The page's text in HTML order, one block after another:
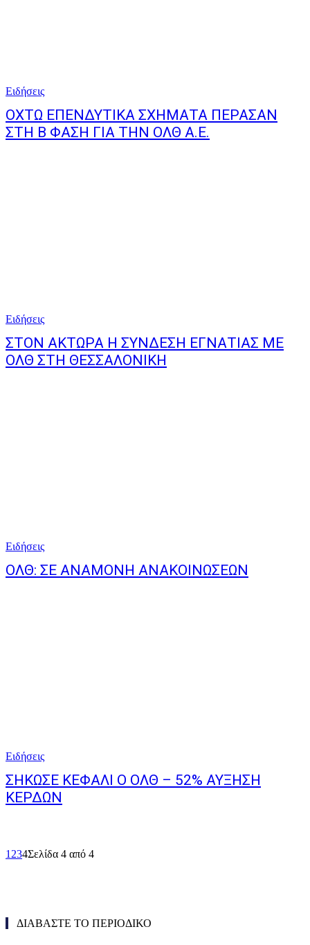
Ειδήσεις
ΟΧΤΩ ΕΠΕΝΔΥΤΙΚΑ ΣΧΗΜΑΤΑ ΠΕΡΑΣΑΝ
ΣΤΗ B ΦΑΣΗ ΓΙΑ ΤΗΝ ΟΛΘ Α.Ε.
Ειδήσεις
ΣΤΟΝ ΑΚΤΩΡΑ Η ΣΥΝΔΕΣΗ ΕΓΝΑΤΙΑΣ ΜΕ
ΟΛΘ ΣΤΗ ΘΕΣΣΑΛΟΝΙΚΗ
Ειδήσεις
ΟΛΘ: ΣΕ ΑΝΑΜΟΝΗ ΑΝΑΚΟΙΝΩΣΕΩΝ
Ειδήσεις
ΣΗΚΩΣΕ ΚΕΦΑΛΙ Ο ΟΛΘ – 52% ΑΥΞΗΣΗ
ΚΕΡΔΩΝ
1 234Σελίδα 4 από 4
ΔΙΑΒΑΣΤΕ ΤΟ ΠΕΡΙΟΔΙΚΟ